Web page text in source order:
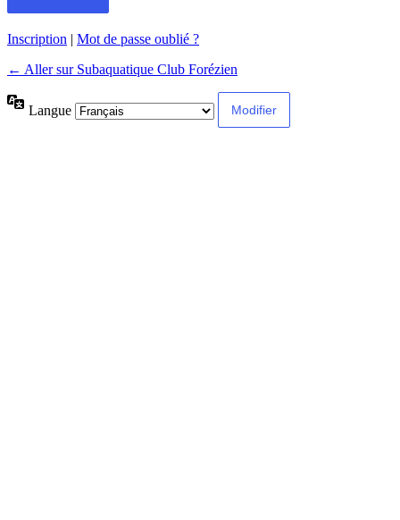
Inscription | Mot de passe oublié ?
← Aller sur Subaquatique Club Forézien
Langue